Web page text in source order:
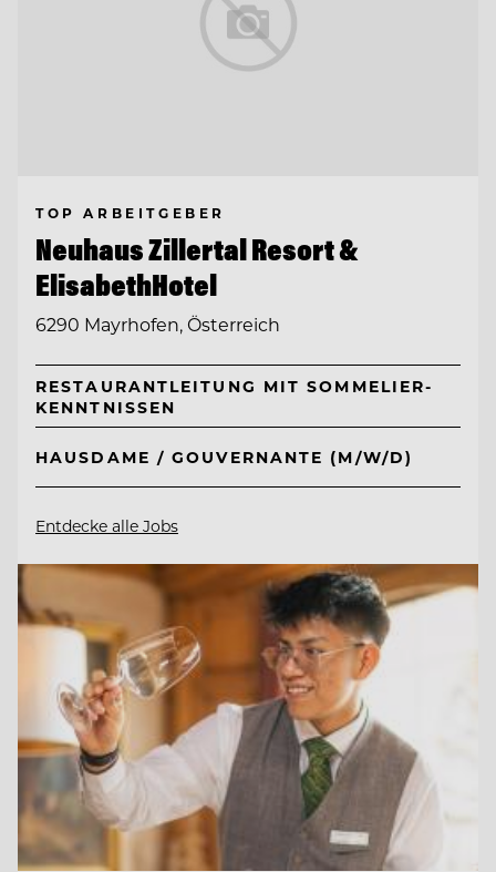
TOP ARBEITGEBER
Neuhaus Zillertal Resort &
ElisabethHotel
6290 Mayrhofen, Österreich
RESTAURANTLEITUNG MIT SOMMELIER-
KENNTNISSEN
HAUSDAME / GOUVERNANTE (M/W/D)
Entdecke alle Jobs